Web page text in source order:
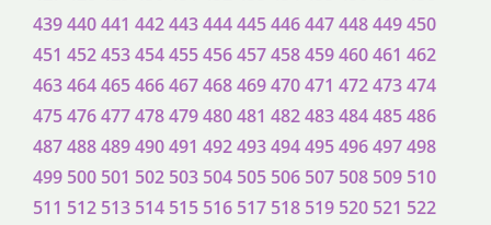
439440441 442443444445446447448449450
451 452453454455456457458459460461 462
463464465466467468469470471 472473474
475476477478479480481 482483484485486
487488489490491 492493494495496497498
499 500 501 502 503 504 505 506 507 508 509 510
511 512 513 514 515 516 517 518 519 520 521 522